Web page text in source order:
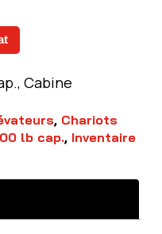
Cabine
, Chariots
lb cap., Inventaire